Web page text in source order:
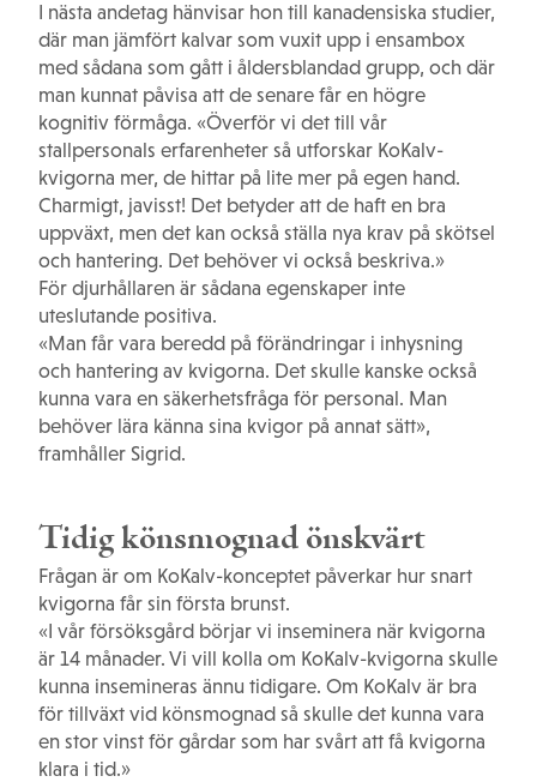
I nästa andetag hänvisar hon till kanadensiska studier,
där man jämfört kalvar som vuxit upp i ensambox
med sådana som gått i åldersblandad grupp, och där
man kunnat påvisa att de senare får en högre
kognitiv förmåga. «Överför vi det till vår
stallpersonals erfarenheter så utforskar KoKalv-
kvigorna mer, de hittar på lite mer på egen hand.
Charmigt, javisst! Det betyder att de haft en bra
uppväxt, men det kan också ställa nya krav på skötsel
och hantering. Det behöver vi också beskriva.»
För djurhållaren är sådana egenskaper inte
uteslutande positiva.
«Man får vara beredd på förändringar i inhysning
och hantering av kvigorna. Det skulle kanske också
kunna vara en säkerhetsfråga för personal. Man
behöver lära känna sina kvigor på annat sätt»,
framhåller Sigrid.
Tidig könsmognad önskvärt
Frågan är om KoKalv-konceptet påverkar hur snart
kvigorna får sin första brunst.
«I vår försöksgård börjar vi inseminera när kvigorna
är 14 månader. Vi vill kolla om KoKalv-kvigorna skulle
kunna insemineras ännu tidigare. Om KoKalv är bra
för tillväxt vid könsmognad så skulle det kunna vara
en stor vinst för gårdar som har svårt att få kvigorna
klara i tid.»